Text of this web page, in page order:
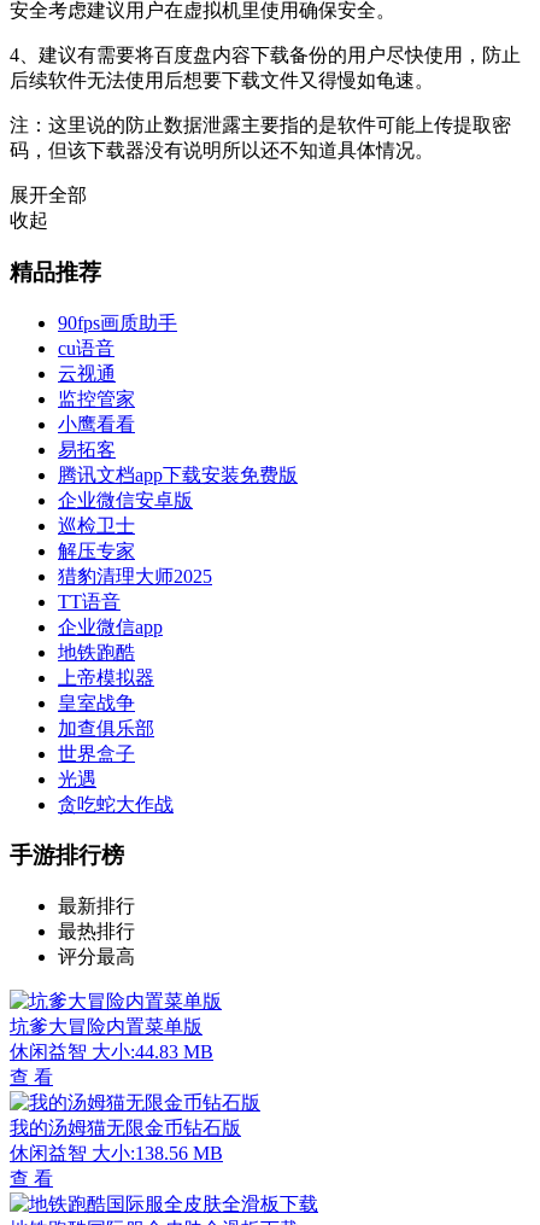
安全考虑建议用户在虚拟机里使用确保安全。
4、建议有需要将百度盘内容下载备份的用户尽快使用，防止
后续软件无法使用后想要下载文件又得慢如龟速。
注：这里说的防止数据泄露主要指的是软件可能上传提取密
码，但该下载器没有说明所以还不知道具体情况。
展开全部
收起
精品推荐
90fps画质助手
cu语音
云视通
监控管家
小鹰看看
易拓客
腾讯文档app下载安装免费版
企业微信安卓版
巡检卫士
解压专家
猎豹清理大师2025
TT语音
企业微信app
地铁跑酷
上帝模拟器
皇室战争
加查俱乐部
世界盒子
光遇
贪吃蛇大作战
手游排行榜
最新排行
最热排行
评分最高
坑爹大冒险内置菜单版
休闲益智 大小:44.83 MB
查 看
我的汤姆猫无限金币钻石版
休闲益智 大小:138.56 MB
查 看